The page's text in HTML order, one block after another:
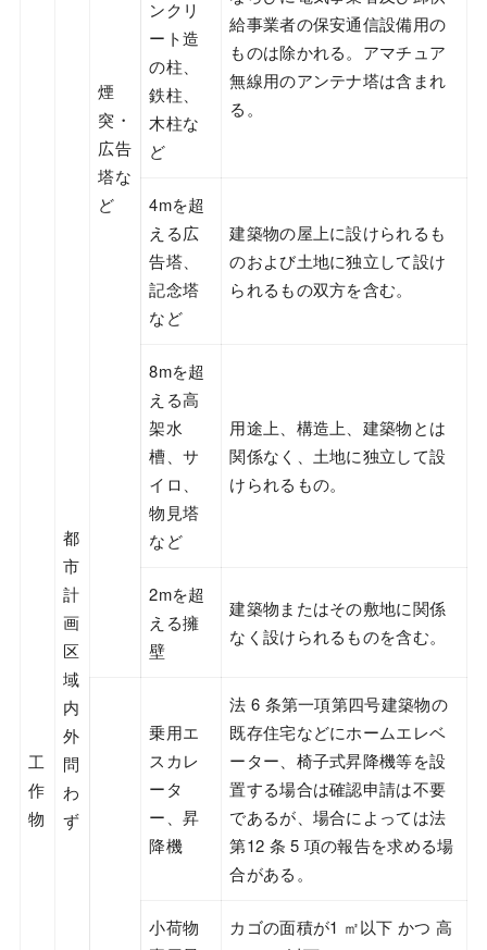
工
作
物
都
市
計
画
区
域
内
外
問
わ
ず
煙
突・
広告
塔な
ど
ンクリ
ート造
の柱、
鉄柱、
木柱な
ど
給事業者の保安通信設備用の
ものは除かれる。アマチュア
無線用のアンテナ塔は含まれ
る。
4mを超
える広
告塔、
記念塔
など
建築物の屋上に設けられるも
のおよび土地に独立して設け
られるもの双方を含む。
8mを超
える高
架水
槽、サ
イロ、
物見塔
など
用途上、構造上、建築物とは
関係なく、土地に独立して設
けられるもの。
2mを超
える擁
壁
建築物またはその敷地に関係
なく設けられるものを含む。
乗用エ
スカレ
ータ
ー、昇
降機
法 6 条第一項第四号建築物の
既存住宅などにホームエレベ
ーター、椅子式昇降機等を設
置する場合は確認申請は不要
であるが、場合によっては法
第12 条 5 項の報告を求める場
合がある。
小荷物
カゴの面積が1 ㎡以下 かつ 高